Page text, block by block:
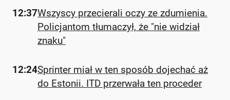
12:37Wszyscy przecierali oczy ze zdumienia.
Policjantom tłumaczył, że "nie widział
znaku"
12:24Sprinter miał w ten sposób dojechać aż
do Estonii. ITD przerwała ten proceder